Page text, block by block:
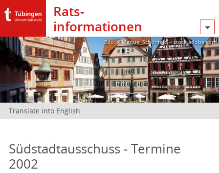
Rats­
informationen
Bild: @Manuel Schönfeld – stock.adobe.com
Translate into English
Südstadtausschuss - Termine
2002